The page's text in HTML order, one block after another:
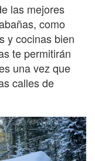
las mejores
como
y cocinas bien
te permitirán
una vez que
calles de